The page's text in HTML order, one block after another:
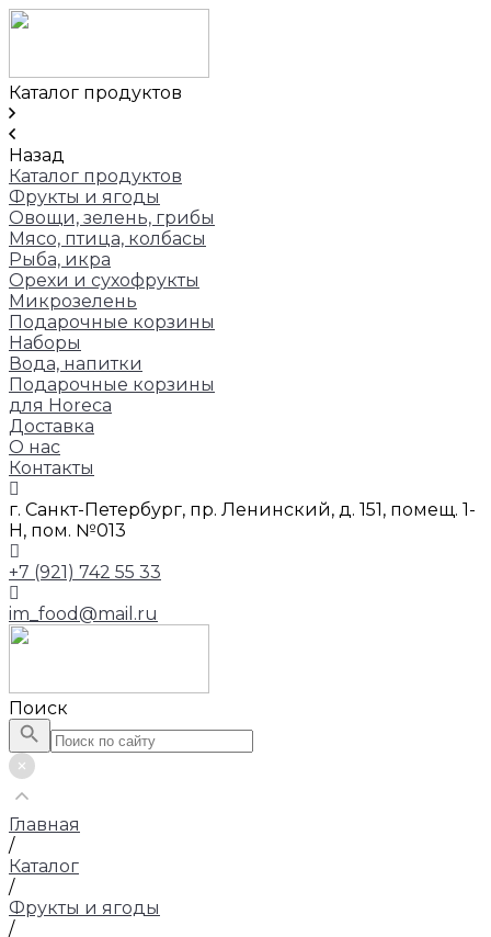
Каталог продуктов
Назад
Каталог продуктов
Фрукты и ягоды
Овощи, зелень, грибы
Мясо, птица, колбасы
Рыба, икра
Орехи и сухофрукты
Микрозелень
Подарочные корзины
Наборы
Вода, напитки
Подарочные корзины
для Horeca
Доставка
О нас
Контакты
г. Санкт-Петербург, пр. Ленинский, д. 151, помещ. 1-
Н, пом. №013
+7 (921) 742 55 33
im_food@mail.ru
Поиск
Главная
/
Каталог
/
Фрукты и ягоды
/